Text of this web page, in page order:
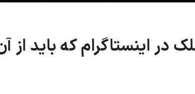
در اینستاگرام که باید از